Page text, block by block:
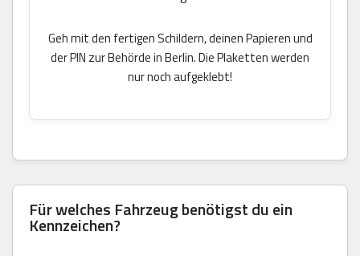
Geh mit den fertigen Schildern, deinen Papieren und
der PIN zur Behörde in Berlin. Die Plaketten werden
nur noch aufgeklebt!
Für welches Fahrzeug benötigst du ein
Kennzeichen?